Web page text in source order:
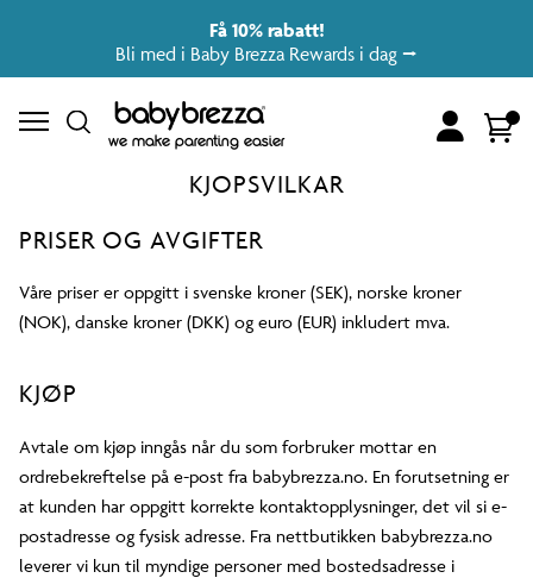
Få 10% rabatt!
Bli med i Baby Brezza Rewards i dag ⭢
AccountCart
we make parenting easier
KJOPSVILKAR
PRISER OG AVGIFTER
Våre priser er oppgitt i svenske kroner (SEK), norske kroner
(NOK), danske kroner (DKK) og euro (EUR) inkludert mva.
KJØP
Avtale om kjøp inngås når du som forbruker mottar en
ordrebekreftelse på e-post fra babybrezza.no. En forutsetning er
at kunden har oppgitt korrekte kontaktopplysninger, det vil si e-
postadresse og fysisk adresse. Fra nettbutikken babybrezza.no
leverer vi kun til myndige personer med bostedsadresse i